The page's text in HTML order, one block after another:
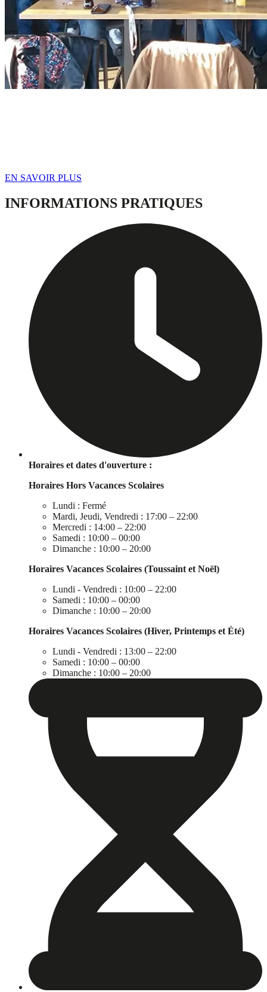
EN SAVOIR PLUS
INFORMATIONS PRATIQUES
Horaires et dates d'ouverture :
Horaires Hors Vacances Scolaires
Lundi : Fermé
Mardi, Jeudi, Vendredi : 17:00 – 22:00
Mercredi : 14:00 – 22:00
Samedi : 10:00 – 00:00
Dimanche : 10:00 – 20:00
Horaires Vacances Scolaires (Toussaint et Noël)
Lundi - Vendredi : 10:00 – 22:00
Samedi : 10:00 – 00:00
Dimanche : 10:00 – 20:00
Horaires Vacances Scolaires (Hiver, Printemps et Été)
Lundi - Vendredi : 13:00 – 22:00
Samedi : 10:00 – 00:00
Dimanche : 10:00 – 20:00